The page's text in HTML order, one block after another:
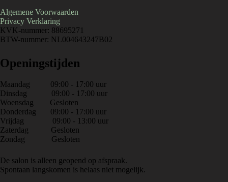
Algemene Voorwaarden
Privacy Verklaring
KVK-nummer: 88695271
BTW-nummer: NL004643247B02
Openingstijden
Maandag 09:00 - 17:00 uur
Dinsdag 09:00 - 17:00 uur
Woensdag Gesloten
Donderdag 09:00 - 17:00 uur
Vrijdag 09:00 - 13:00 uur
Zaterdag Gesloten
Zondag Gesloten
De salon is alleen geopend op afspraak.
Spontaan langskomen is helaas niet mogelijk.